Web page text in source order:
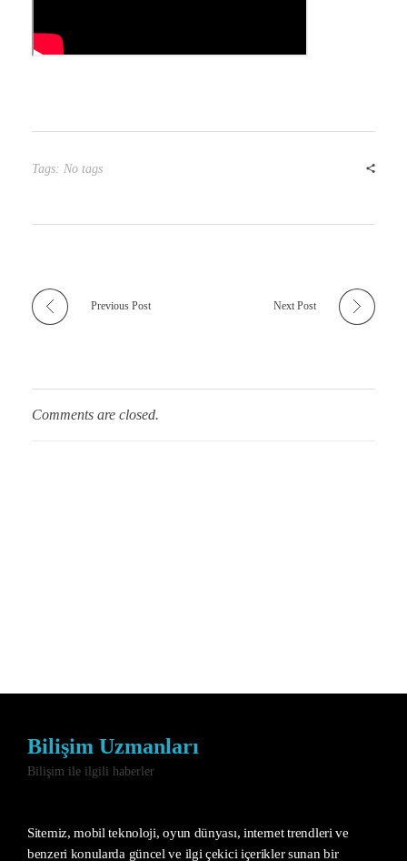
Tags: No tags
Previous Post Next Post
Comments are closed.
Bilişim Uzmanları
Bilişim ile ilgili haberler
Sitemiz, mobil teknoloji, oyun dünyası, internet trendleri ve
benzeri konularda güncel ve ilgi çekici içerikler sunan bir